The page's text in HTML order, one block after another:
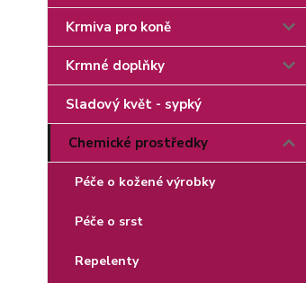
Krmiva pro koně
Krmné doplňky
Sladový květ - sypký
Chemické prostředky
Péče o kožené výrobky
Péče o srst
Repelenty